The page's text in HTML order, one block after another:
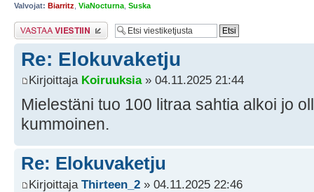
Valvojat: Biarritz ViaNocturna Suska
Lähetä vastaus
Re: Elokuvaketju
Kirjoittaja Koiruuksia» 04.11.2025 21:44
Mielestäni tuo 100 litraa sahtia alkoi jo
kummoinen.
Re: Elokuvaketju
Kirjoittaja Thirteen_2 » 04.11.2025 22:46